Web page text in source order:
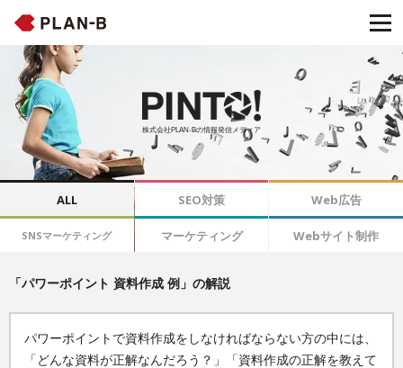
株式会社PLAN-Bの情報発信メディア
ALL SEO対策 Web広告
SNSマーケティング マーケティング Webサイト制作
「パワーポイント 資料作成 例」の解説
パワーポイントで資料作成をしなければならない方の中には、
「どんな資料が正解なんだろう？」「資料作成の正解を教えて